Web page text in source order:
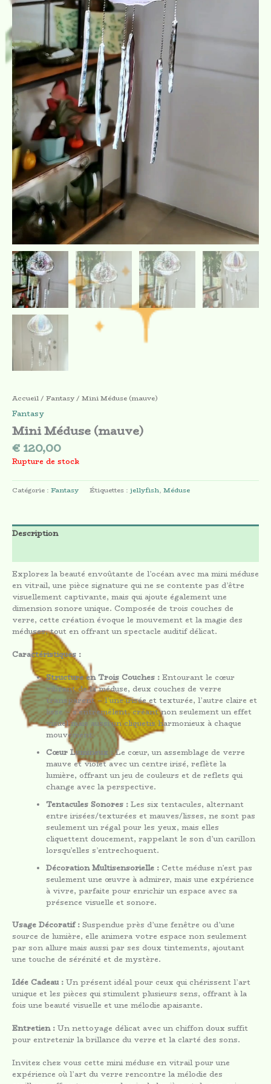
Accueil/ Fantasy/ Mini Méduse (mauve)
Fantasy
Mini Méduse (mauve)
€ 120,00
Rupture de stock
Catégorie : Fantasy Étiquettes : jellyfish, Méduse
Description
Explorez la beauté envoûtante de l’océan avec ma mini méduse
en vitrail, une pièce signature qui ne se contente pas d’être
visuellement captivante, mais qui ajoute également une
dimension sonore unique. Composée de trois couches de
verre, cette création évoque le mouvement et la magie des
méduses, tout en offrant un spectacle auditif délicat.
Caractéristiques :
Structure en Trois Couches :Entourant le cœur
vibrant de la méduse, deux couches de verre
transparent – l’une irisée et texturée, l’autre claire et
lisse – s’entremêlent, créant non seulement un effet
visuel mais aussi un cliquetis harmonieux à chaque
mouvement.
Cœur Lumineux :Le cœur, un assemblage de verre
mauve et violet avec un centre irisé, reflète la
lumière, offrant un jeu de couleurs et de reflets qui
change avec la perspective.
Tentacules Sonores :Les six tentacules, alternant
entre irisées/texturées et mauves/lisses, ne sont pas
seulement un régal pour les yeux, mais elles
cliquettent doucement, rappelant le son d’un carillon
lorsqu’elles s’entrechoquent.
Décoration Multisensorielle :Cette méduse n’est pas
seulement une œuvre à admirer, mais une expérience
à vivre, parfaite pour enrichir un espace avec sa
présence visuelle et sonore.
Usage Décoratif : Suspendue près d’une fenêtre ou d’une
source de lumière, elle animera votre espace non seulement
par son allure mais aussi par ses doux tintements, ajoutant
une touche de sérénité et de mystère.
Idée Cadeau : Un présent idéal pour ceux qui chérissent l’art
unique et les pièces qui stimulent plusieurs sens, offrant à la
fois une beauté visuelle et une mélodie apaisante.
Entretien : Un nettoyage délicat avec un chiffon doux suffit
pour entretenir la brillance du verre et la clarté des sons.
Invitez chez vous cette mini méduse en vitrail pour une
expérience où l’art du verre rencontre la mélodie des